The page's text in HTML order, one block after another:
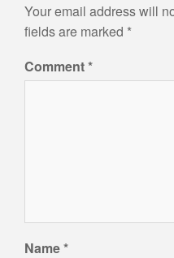
Your email address will
fields are marked *
Comment*
Name*